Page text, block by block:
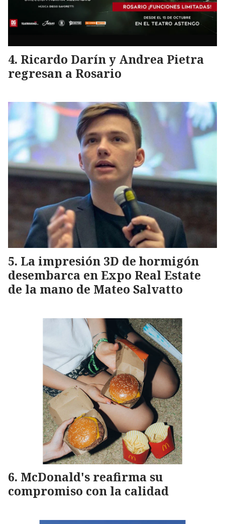
Ricardo Darín y Andrea Pietra
regresan a Rosario
La impresión 3D de hormigón
desembarca en Expo Real Estate
de la mano de Mateo Salvatto
McDonald's reafirma su
compromiso con la calidad